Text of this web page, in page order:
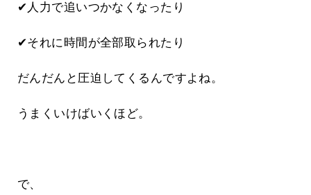
✔人力で追いつかなくなったり
✔それに時間が全部取られたり
だんだんと圧迫してくるんですよね。
うまくいけばいくほど。
で、